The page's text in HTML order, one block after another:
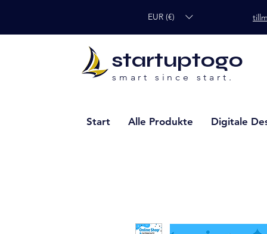
EUR (€)
startuptogo
smart since start.
Start Alle Produkte Digitale